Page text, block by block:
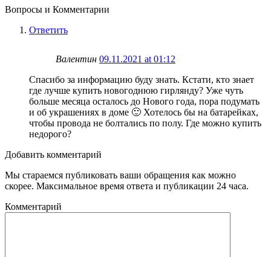
Вопросы и Комментарии
Ответить
Валентин 09.11.2021 at 01:12
Спасибо за информацию буду знать. Кстати, кто знает
где лучше купить новогоднюю гирлянду? Уже чуть
больше месяца осталось до Нового года, пора подумать
и об украшениях в доме 🙂 Хотелось бы на батарейках,
чтобы провода не болтались по полу. Где можно купить
недорого?
Добавить комментарий
Мы стараемся публиковать ваши обращения как можно
скорее. Максимальное время ответа и публикации 24 часа.
Комментарий